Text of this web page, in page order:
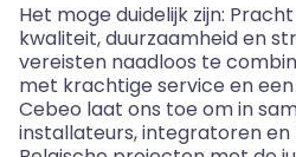
Het moge duidelijk zijn:
kwaliteit, duurzaamheid en
vereisten naadloos te
met krachtige service en
Cebeo laat ons toe om in
installateurs, integratoren